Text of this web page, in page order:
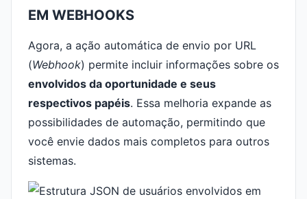
EM WEBHOOKS
Agora, a ação automática de envio por URL
(Webhook) permite incluir informações sobre os
envolvidos da oportunidade e seus
respectivos papéis. Essa melhoria expande as
possibilidades de automação, permitindo que
você envie dados mais completos para outros
sistemas.